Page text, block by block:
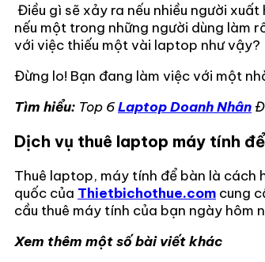
Điều gì sẽ xảy ra nếu nhiều người
nếu một trong những người dùng làm
với việc thiếu một vài laptop như vậy?
Đừng lo! Bạn đang làm việc với một
Tìm hiểu: Top 6Laptop Doanh Nhân
Dịch vụ thuê laptop máy tính
Thuê laptop, máy tính để bàn là cách
quốc của Thietbichothue.com cung
cầu thuê máy tính của bạn ngày hôm
Xem thêm một số bài viết khác